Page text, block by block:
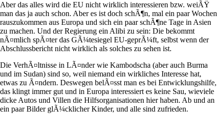
Aber das alles wird die EU nicht wirklich interessieren bzw. weiÃŸ
man das ja auch schon. Aber es ist doch schÃ¶n, mal ein paar Wochen
rauszukommen aus Europa und sich ein paar schÃ¶ne Tage in Asien
zu machen. Und der Regierung ein Alibi zu sein: Die bekommt
nÃ¤mlich spÃ¤ter das GÃ¼tesiegel EU-geprÃ¼ft, selbst wenn der
Abschlussbericht nicht wirklich als solches zu sehen ist.
Die VerhÃ¤ltnisse in LÃ¤nder wie Kambodscha (aber auch Burma
und im Sudan) sind so, weil niemand ein wirkliches Interesse hat,
etwas zu Ã¤ndern. Deswegen belÃ¤sst man es bei Entwicklungshilfe,
das klingt immer gut und in Europa interessiert es keine Sau, wieviele
dicke Autos und Villen die Hilfsorganisationen hier haben. Ab und an
ein paar Bilder glÃ¼cklicher Kinder, und alle sind zufrieden.